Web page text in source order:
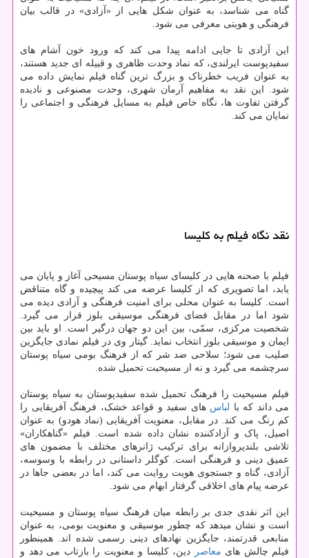
گناه می شناسد، به عنوان شکل هایی از «آزادی» در قالب بیان
فرهنگی و هویتی معرفی می شود.
این آزادی تا جایی ادامه پیدا می کند که ورود خون آشام های
سفیدپوست ایرلندی، که نماد وحدت ظاهری و قبیله ای جدید هستند،
به عنوان فریب خطرناک و بزرگ ترین گناه فیلم نمایش داده می
شود. این نقد به مفاهیم آرمان شهری، وحدت مصنوعی و نادیده
گرفتن تفاوت ها، نگاه خاص فیلم به مسایل فرهنگی و اجتماعی را
نمایان می کند.
نقد نگاه فیلم به کلیسا
فیلم با صحنه هایی در کلیسای سیاه پوستان مسیحی آغاز و پایان می
یابد، اما تصویری که از کلیسا عرضه می کند پیچیده و گاه متناقض
است. کلیسا به عنوان محلی برای امنیت فرهنگی و آزادی دیده می
شود اما در مقابل فضای فرهنگی موسیقی بلوز قرار می گیرد.
شخصیت مرکزی، سمّی، بین این دو جهان درگیر است. او باید بین
ایمان و موسیقی بلوز انتخاب نماید. گیتار وی در فیلم نمادی جایگزین
صلیب می شود؛ سلاحی ضد شر که از فرهنگ بومی سیاه پوستان
سرچشمه می گیرد و نه از مسیحیت تحمیل شده.
فیلم مسیحیت را فرهنگ تحمیل شده سفیدپوستان به سیاه پوستان
می داند که با لباس های سفید و قواعد خشک، فرهنگ آفریقایی را
کم رنگ می کند. در مقابل، معنویت آفریقایی (نماد هودو) به عنوان
اصیل، پاک و آزادکننده نشان داده شده است. فیلم «گناهکاران»
تلاشی بلندپروازانه برای ترکیب ژانرهای مختلف با مضمون های
عمیق دینی و فرهنگی است. کوگلر داستانی در رابطه با وسوسه،
آزادی، گناه و جستجوی هویت روایت می کند، اما در بعضی جاها در
عرضه پیام های اخلاقی گرفتار ابهام می شود.
این اثر نقدی جدی بر رابطه میان فرهنگ سیاه پوستان و مسیحیت
است و نشان میدهد که چطور موسیقی و معنویت بومی، به عنوان
منابعی قدرتمند، جایگزین نهادهای دینی رسمی شده اند. همینطور
فیلم چالش های معاصر
دین، کلیسا و معنویت را بازتاب می دهد و